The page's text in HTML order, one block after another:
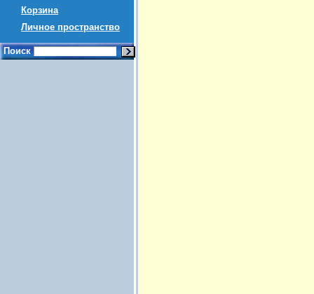
Корзина
Личное пространство
Поиск